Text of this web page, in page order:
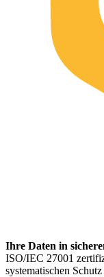
Ihre Daten in
ISO/IEC 27001
systematischen